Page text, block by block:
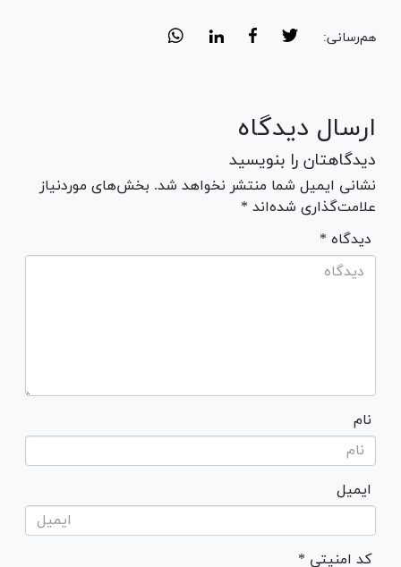
هم‌رسانی:
ارسال دیدگاه
دیدگاهتان را بنویسید
نشانی ایمیل شما منتشر نخواهد شد. بخش‌های موردنیاز
علامت‌گذاری شده‌اند *
* دیدگاه
نام
ایمیل
* کد امنیتی